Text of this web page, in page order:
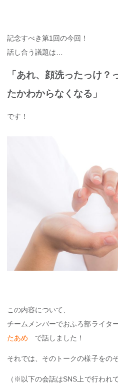
記念すべき第1回の今回！
話し合う議題は…
「あれ、顔洗ったっけ
たかわからなくなる」
です！
この内容について、
チームメンバーでおふろ部ライタ
たあめ で話しました！
それでは、そのトークの様子をの
（※以下の会話はSNS上で行われ